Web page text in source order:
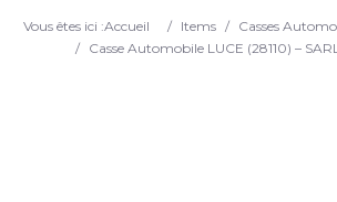
Vous êtes ici :Accueil / Items / Casses
/ Casse Automobile LUCE (28110) –